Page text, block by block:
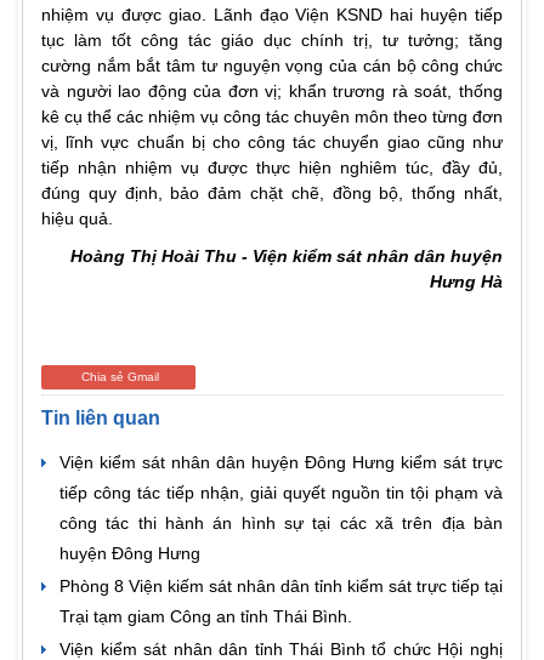
nhiệm vụ được giao. Lãnh đạo Viện KSND hai huyện tiếp
tục làm tốt công tác giáo dục chính trị, tư tưởng; tăng
cường nắm bắt tâm tư nguyện vọng của cán bộ công chức
và người lao động của đơn vị; khẩn trương rà soát, thống
kê cụ thể các nhiệm vụ công tác chuyên môn theo từng đơn
vị, lĩnh vực chuẩn bị cho công tác chuyển giao cũng như
tiếp nhận nhiệm vụ được thực hiện nghiêm túc, đầy đủ,
đúng quy định, bảo đảm chặt chẽ, đồng bộ, thống nhất,
hiệu quả.
Hoàng Thị Hoài Thu - Viện kiểm sát nhân dân huyện
Hưng Hà
Chia sẻ Gmail
Tin liên quan
Viện kiểm sát nhân dân huyện Đông Hưng kiểm sát trực
tiếp công tác tiếp nhận, giải quyết nguồn tin tội phạm và
công tác thi hành án hình sự tại các xã trên địa bàn
huyện Đông Hưng
Phòng 8 Viện kiếm sát nhân dân tỉnh kiểm sát trực tiếp tại
Trại tạm giam Công an tỉnh Thái Bình.
Viện kiểm sát nhân dân tỉnh Thái Bình tổ chức Hội nghị